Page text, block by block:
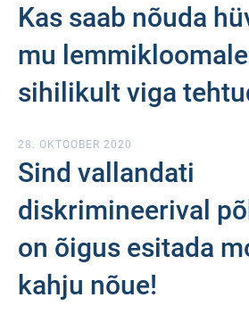
Kas saab nõuda
mu
sihilikult viga
28. OKTOOBER 2020
Sind vallandati
diskrimineerival
on õigus esitada
kahju nõue!